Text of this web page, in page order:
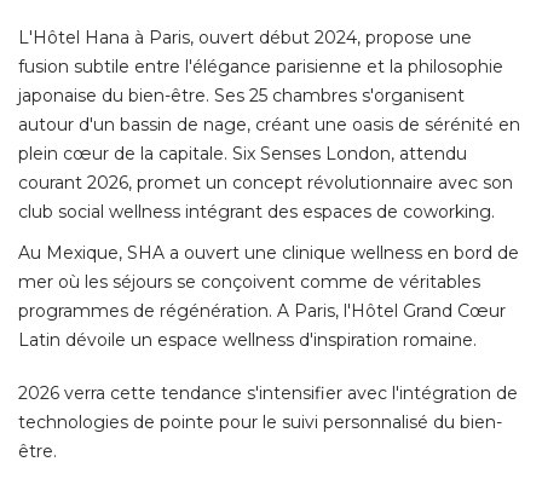
L'Hôtel Hana à Paris, ouvert début 2024, propose une
fusion subtile entre l'élégance parisienne et la philosophie
japonaise du bien-être. Ses 25 chambres s'organisent
autour d'un bassin de nage, créant une oasis de sérénité en
plein cœur de la capitale. Six Senses London, attendu
courant 2026, promet un concept révolutionnaire avec son
club social wellness intégrant des espaces de coworking.
Au Mexique, SHA a ouvert une clinique wellness en bord de
mer où les séjours se conçoivent comme de véritables
programmes de régénération. A Paris, l'Hôtel Grand Cœur
Latin dévoile un espace wellness d'inspiration romaine.
2026 verra cette tendance s'intensifier avec l'intégration de
technologies de pointe pour le suivi personnalisé du bien-
être.